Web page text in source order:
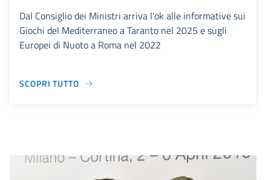
Dal Consiglio dei Ministri arriva l'ok alle informative sui
Giochi del Mediterraneo a Taranto nel 2025 e sugli
Europei di Nuoto a Roma nel 2022
SCOPRI TUTTO